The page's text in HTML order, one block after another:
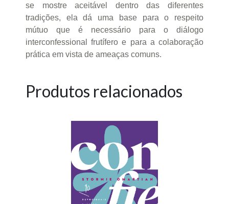
se mostre aceitável dentro das diferentes
tradições, ela dá uma base para o respeito
mútuo que é necessário para o diálogo
interconfessional frutífero e para a colaboração
prática em vista de ameaças comuns.
Produtos relacionados